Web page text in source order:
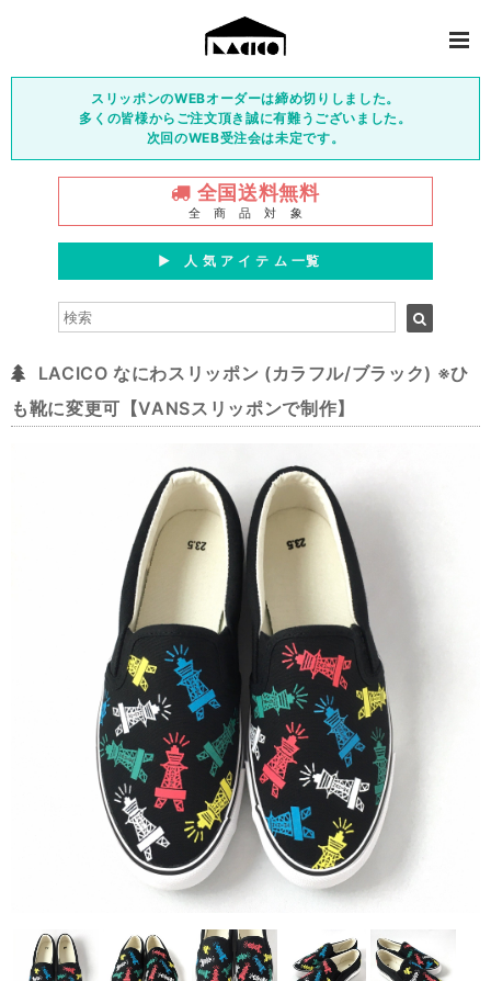
スリッポンのWEBオーダーは締め切りしました。
多くの皆様からご注文頂き誠に有難うございました。
次回のWEB受注会は未定です。
全国送料無料
全 商 品 対 象
▶︎ 人 気 ア イ テ ム 一覧
LACICO なにわスリッポン (カラフル/ブラック) ※ひ
も靴に変更可【VANSスリッポンで制作】